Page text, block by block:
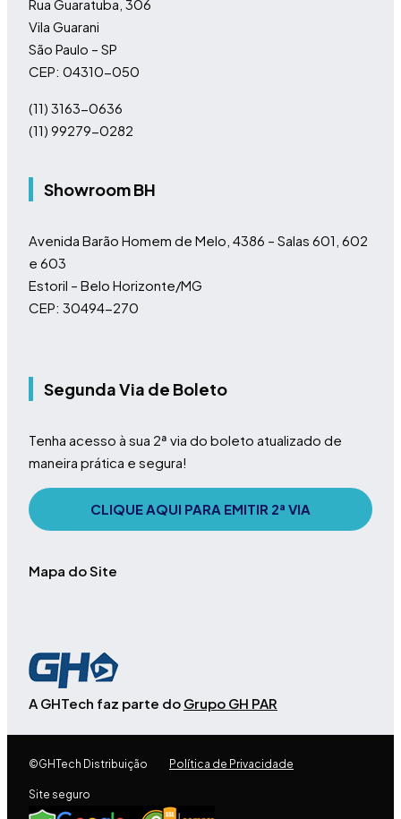
Rua Guaratuba, 306
Vila Guarani
São Paulo – SP
CEP: 04310-050
(11) 3163-0636
(11) 99279-0282
Showroom BH
Avenida Barão Homem de Melo, 4386 – Salas 601, 602
e 603
Estoril – Belo Horizonte/MG
CEP: 30494-270
Segunda Via de Boleto
Tenha acesso à sua 2ª via do boleto atualizado de
maneira prática e segura!
CLIQUE AQUI PARA EMITIR 2ª VIA
Mapa do Site
A GHTech faz parte do Grupo GH PAR
©GHTech Distribuição Política de Privacidade
Site seguro